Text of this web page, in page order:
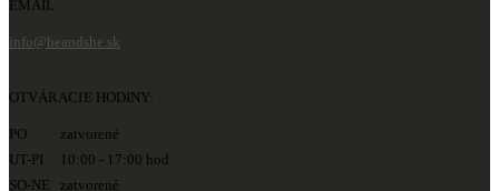
EMAIL
info@heandshe.sk
OTVÁRACIE HODINY:
PO zatvorené
UT-PI 10:00 - 17:00 hod
SO-NE zatvorené